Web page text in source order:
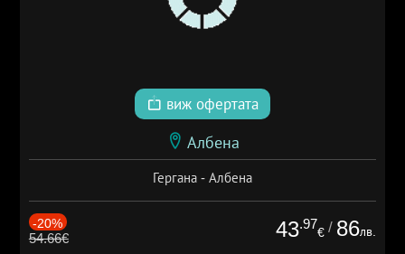
виж офертата
Албена
Гергана - Албена
-20%
54.66€ 43.97
€ / 86лв.